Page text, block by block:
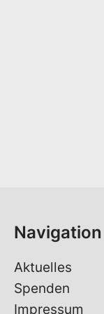
Navigation
Aktuelles
Spenden
Impressum